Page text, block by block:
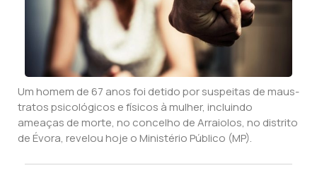
Um homem de 67 anos foi detido por suspeitas de maus-
tratos psicológicos e físicos à mulher, incluindo
ameaças de morte, no concelho de Arraiolos, no distrito
de Évora, revelou hoje o Ministério Público (MP).